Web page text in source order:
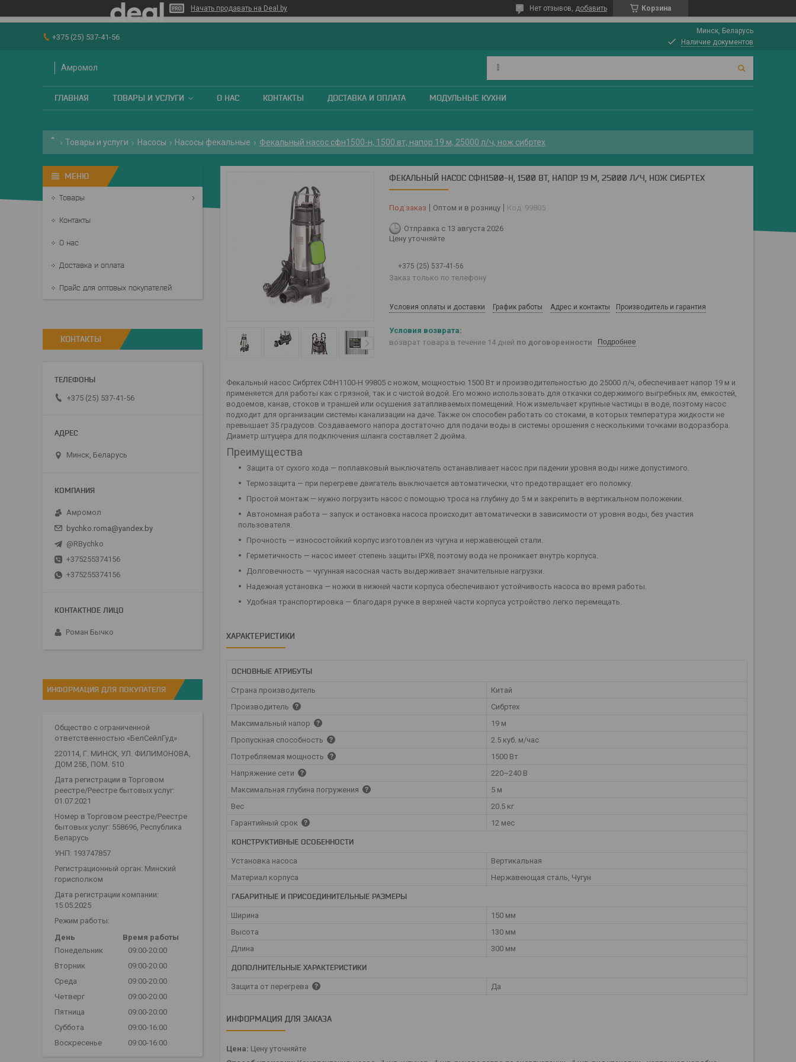
Начать продавать на Deal.by Корзина
Нет отзывов, добавить
+375 (25) 537-41-56
Минск, Беларусь
Наличие документов
Амромол
ГЛАВНАЯ ТОВАРЫ И УСЛУГИ О НАС КОНТАКТЫ ДОСТАВКА И ОПЛАТА МОДУЛЬНЫЕ КУХНИ
Товары и услуги Насосы Насосы фекальные Фекальный насос сфн1500-н, 1500 вт, напор 19 м, 25000 л/ч, нож сибртех
ФЕКАЛЬНЫЙ НАСОС СФН1500-Н, 1500 ВТ, НАПОР 19 М, 25000 Л/Ч, НОЖ СИБРТЕХ
Под заказ Оптом и в розницу Код: 99805
Отправка с 13 августа 2026
Цену уточняйте
+375 (25) 537-41-56
Заказ только по телефону
Условия оплаты и доставки График работы Адрес и контакты Производитель и гарантия
возврат товара в течение 14 дней по договоренности Подробнее
Фекальный насос Сибртех СФН1100-Н 99805 с ножом, мощностью 1500 Вт и производительностью до 25000 л/ч, обеспечивает напор 19 м и
применяется для работы как с грязной, так и с чистой водой. Его можно использовать для откачки содержимого выгребных ям, емкостей,
водоемов, канав, стоков и траншей или осушения затапливаемых помещений. Нож измельчает крупные частицы в воде, поэтому насос
подходит для организации системы канализации на даче. Также он способен работать со стоками, в которых температура жидкости не
превышает 35 градусов. Создаваемого напора достаточно для подачи воды в системы орошения с несколькими точками водоразбора.
Диаметр штуцера для подключения шланга составляет 2 дюйма.
Преимущества
Защита от сухого хода — поплавковый выключатель останавливает насос при падении уровня воды ниже допустимого.
Термозащита — при перегреве двигатель выключается автоматически, что предотвращает его поломку.
Простой монтаж — нужно погрузить насос с помощью троса на глубину до 5 м и закрепить в вертикальном положении.
Автономная работа — запуск и остановка насоса происходит автоматически в зависимости от уровня воды, без участия
пользователя.
Прочность — износостойкий корпус изготовлен из чугуна и нержавеющей стали.
Герметичность — насос имеет степень защиты IPX8, поэтому вода не проникает внутрь корпуса.
Долговечность — чугунная насосная часть выдерживает значительные нагрузки.
Надежная установка — ножки в нижней части корпуса обеспечивают устойчивость насоса во время работы.
Удобная транспортировка — благодаря ручке в верхней части корпуса устройство легко перемещать.
ХАРАКТЕРИСТИКИ
ОСНОВНЫЕ АТРИБУТЫ
Страна производитель
Китай
Производитель
Сибртех
Максимальный напор
19 м
Пропускная способность
2.5 куб. м/час
Потребляемая мощность
1500 Вт
Напряжение сети
220~240 В
Максимальная глубина погружения
5 м
Вес
20.5 кг
Гарантийный срок
12 мес
КОНСТРУКТИВНЫЕ ОСОБЕННОСТИ
Установка насоса
Вертикальная
Материал корпуса
Нержавеющая сталь, Чугун
ГАБАРИТНЫЕ И ПРИСОЕДИНИТЕЛЬНЫЕ РАЗМЕРЫ
Ширина
150 мм
Высота
130 мм
Длина
300 мм
ДОПОЛНИТЕЛЬНЫЕ ХАРАКТЕРИСТИКИ
Защита от перегрева Да
ИНФОРМАЦИЯ ДЛЯ ЗАКАЗА
Цена: Цену уточняйте
Товары
Контакты
О нас
Доставка и оплата
Прайс для оптовых покупателей
КОНТАКТЫ
+375 (25) 537-41-56
Минск, Беларусь
Амромол
bychko.roma@yandex.by
@RBychko
+375255374156
+375255374156
Роман Бычко
ИНФОРМАЦИЯ ДЛЯ ПОКУПАТЕЛЯ
Общество с ограниченной
ответственностью «БелСейлГуд»
220114, Г. МИНСК, УЛ. ФИЛИМОНОВА,
ДОМ 25Б, ПОМ. 510
Дата регистрации в Торговом
реестре/Реестре бытовых услуг:
01.07.2021
Номер в Торговом реестре/Реестре
бытовых услуг: 558696, Республика
Беларусь
УНП: 193747857
Регистрационный орган: Минский
горисполком
Дата регистрации компании:
15.05.2025
Режим работы:
День
Время работы
Понедельник
09:00-20:00
Вторник
09:00-20:00
Среда
09:00-20:00
Четверг
09:00-20:00
Пятница
09:00-20:00
Суббота
09:00-16:00
Воскресенье
09:00-16:00